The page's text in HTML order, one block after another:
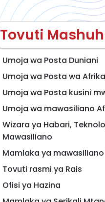
Tovuti
Umoja wa Posta Duniani
Umoja wa Posta wa Afrika
Umoja wa Posta kusini
Umoja wa mawasiliano
Wizara ya Habari,
Mawasiliano
Mamlaka ya
Tovuti rasmi ya Rais
Ofisi ya Hazina